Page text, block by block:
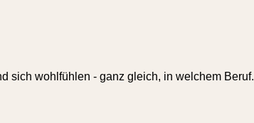
sich wohlfühlen - ganz gleich, in welchem Beruf.